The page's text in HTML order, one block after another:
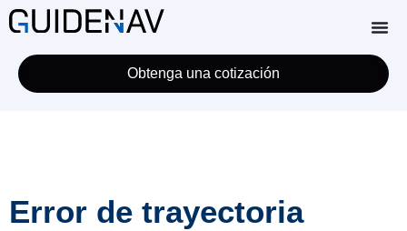
Obtenga una cotización
Error de trayectoria